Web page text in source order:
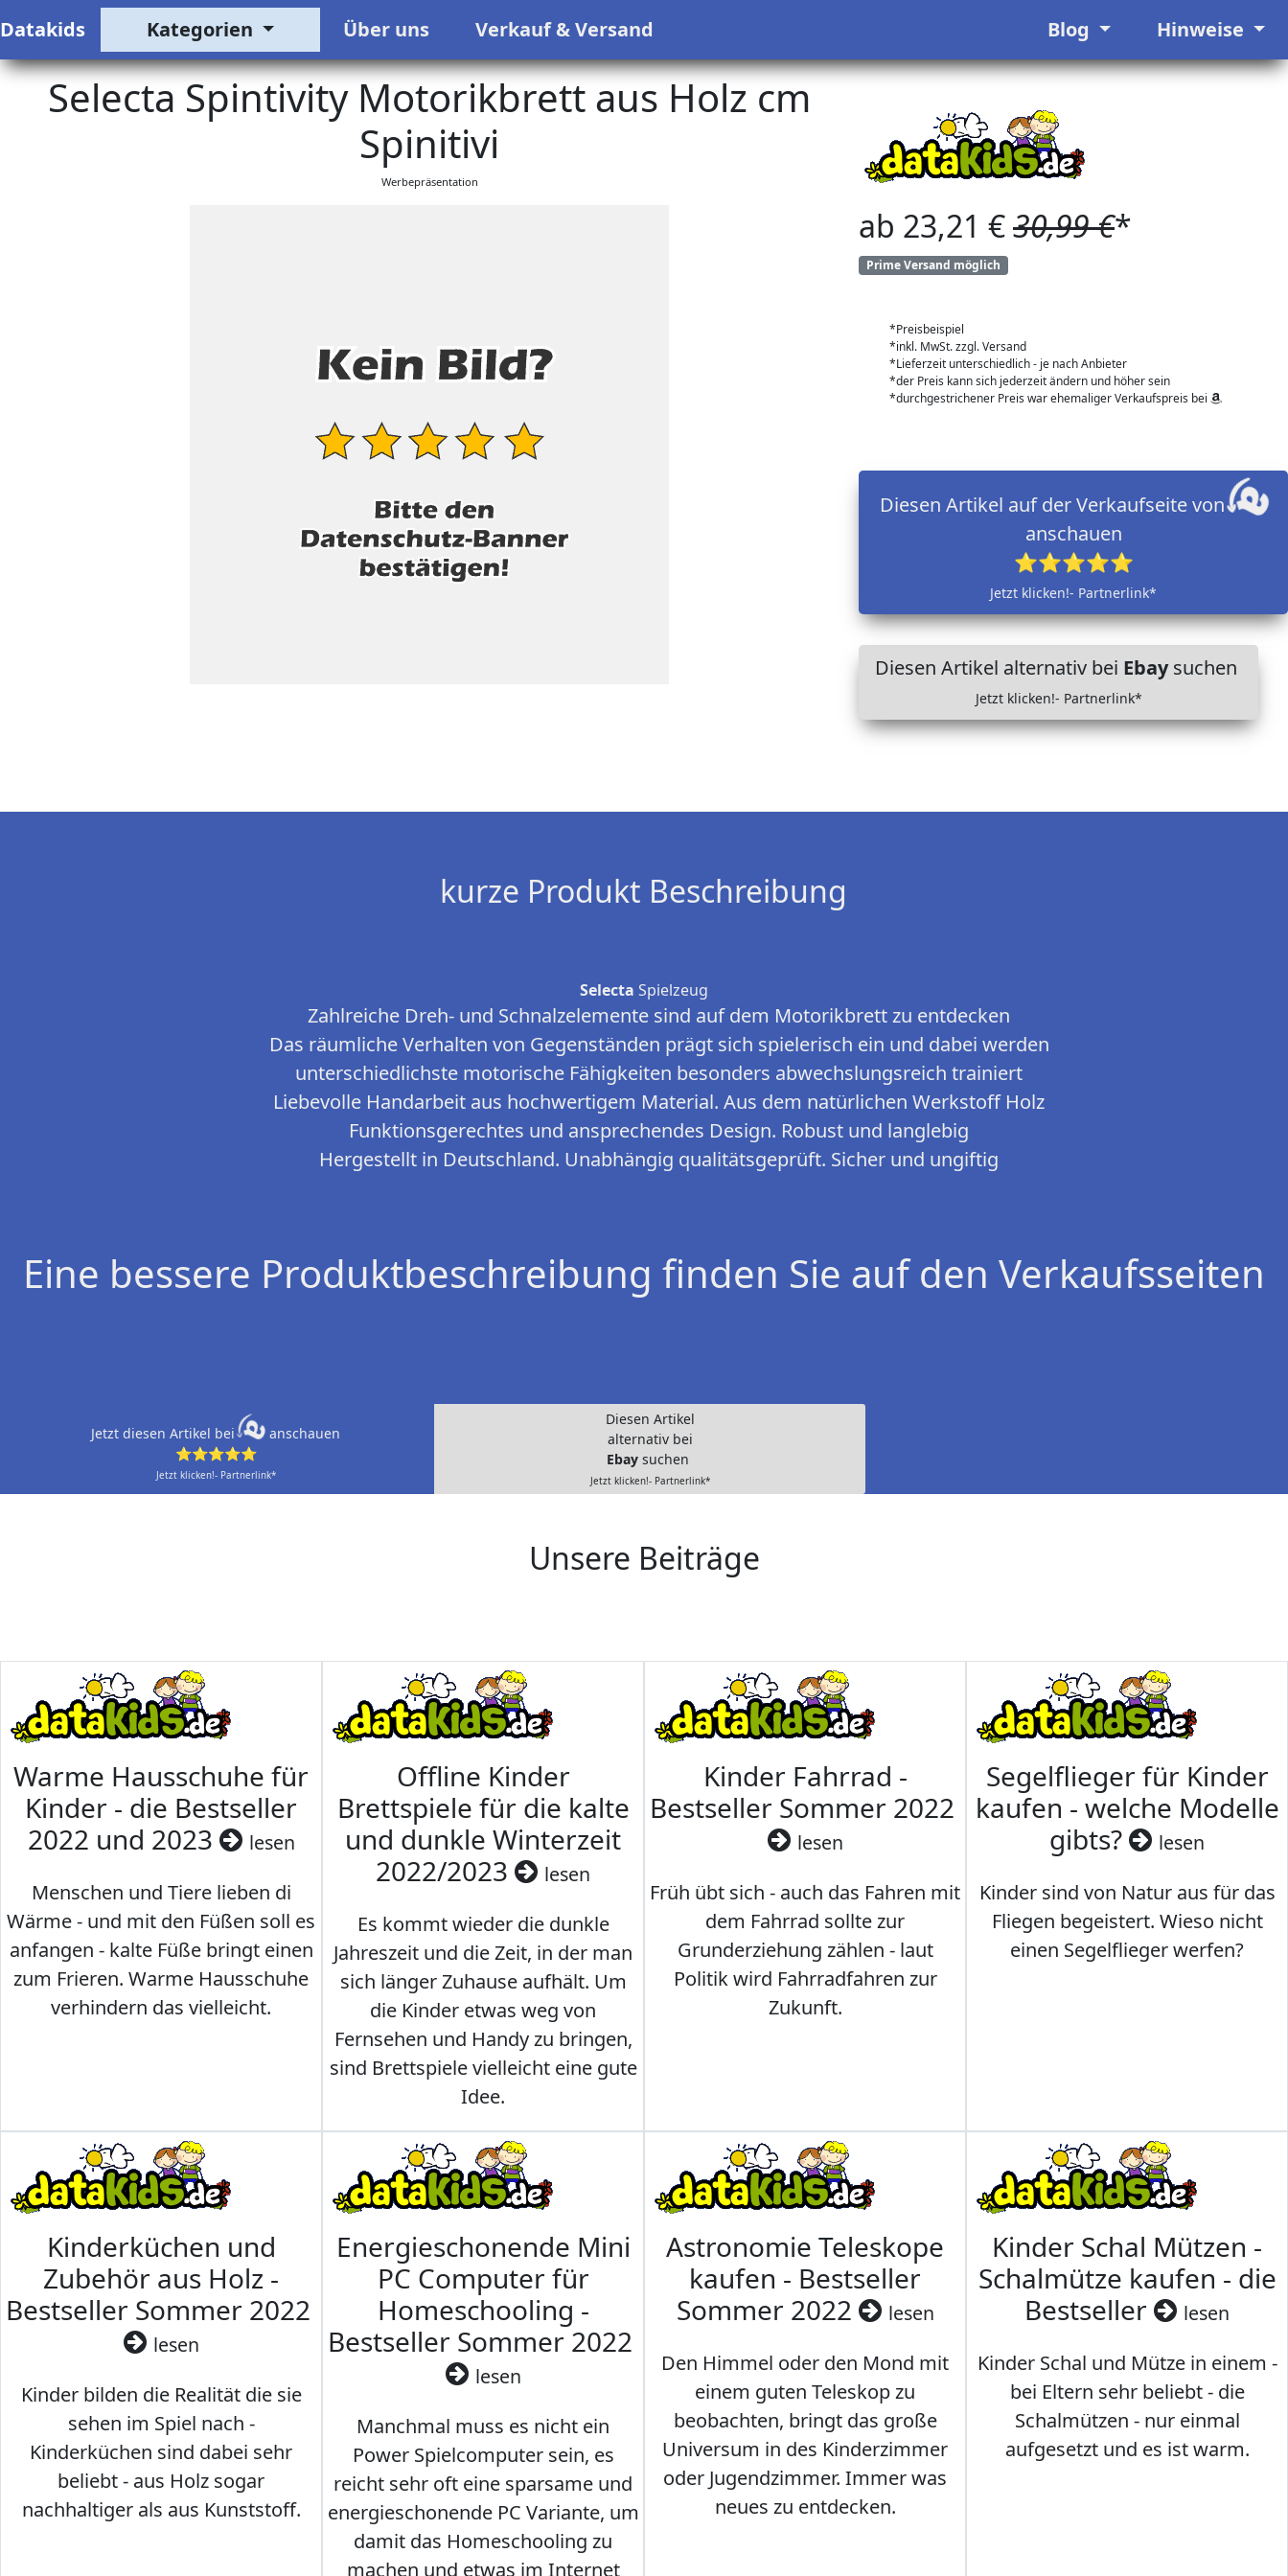
Datakids Kategorien Über uns Verkauf & Versand Blog Hinweise
Selecta Spintivity Motorikbrett aus Holz cm
Spinitivi
Werbepräsentation
ab 23,21 €30,99 €*
Prime Versand möglich
*Preisbeispiel
*inkl. MwSt. zzgl. Versand
*Lieferzeit unterschiedlich - je nach Anbieter
*der Preis kann sich jederzeit ändern und höher sein
*durchgestrichener Preis war ehemaliger Verkaufspreis bei
Diesen Artikel auf der Verkaufseite von
anschauen
⭐⭐⭐⭐⭐
Jetzt klicken!- Partnerlink*
Diesen Artikel alternativ bei Ebaysuchen
Jetzt klicken!- Partnerlink*
kurze Produkt Beschreibung
Selecta Spielzeug
Zahlreiche Dreh- und Schnalzelemente sind auf dem Motorikbrett zu entdecken
Das räumliche Verhalten von Gegenständen prägt sich spielerisch ein und dabei werden
unterschiedlichste motorische Fähigkeiten besonders abwechslungsreich trainiert
Liebevolle Handarbeit aus hochwertigem Material. Aus dem natürlichen Werkstoff Holz
Funktionsgerechtes und ansprechendes Design. Robust und langlebig
Hergestellt in Deutschland. Unabhängig qualitätsgeprüft. Sicher und ungiftig
Eine bessere Produktbeschreibung finden Sie auf den Verkaufsseiten
Jetzt diesen Artikel bei
anschauen
⭐⭐⭐⭐⭐
Jetzt klicken!- Partnerlink*
Diesen Artikel
alternativ bei
Ebay suchen
Jetzt klicken!- Partnerlink*
Unsere Beiträge
Warme Hausschuhe für
Kinder - die Bestseller
2022 und 2023
lesen
Menschen und Tiere lieben di
Wärme - und mit den Füßen soll es
anfangen - kalte Füße bringt einen
zum Frieren. Warme Hausschuhe
verhindern das vielleicht.
Offline Kinder
Brettspiele für die kalte
und dunkle Winterzeit
2022/2023
lesen
Es kommt wieder die dunkle
Jahreszeit und die Zeit, in der man
sich länger Zuhause aufhält. Um
die Kinder etwas weg von
Fernsehen und Handy zu bringen,
sind Brettspiele vielleicht eine gute
Idee.
Kinder Fahrrad -
Bestseller Sommer 2022
lesen
Früh übt sich - auch das Fahren mit
dem Fahrrad sollte zur
Grunderziehung zählen - laut
Politik wird Fahrradfahren zur
Zukunft.
Segelflieger für Kinder
kaufen - welche Modelle
gibts?
lesen
Kinder sind von Natur aus für das
Fliegen begeistert. Wieso nicht
einen Segelflieger werfen?
Kinderküchen und
Zubehör aus Holz -
Bestseller Sommer 2022
lesen
Kinder bilden die Realität die sie
sehen im Spiel nach -
Kinderküchen sind dabei sehr
beliebt - aus Holz sogar
nachhaltiger als aus Kunststoff.
Energieschonende Mini
PC Computer für
Homeschooling -
Bestseller Sommer 2022
lesen
Manchmal muss es nicht ein
Power Spielcomputer sein, es
reicht sehr oft eine sparsame und
energieschonende PC Variante, um
damit das Homeschooling zu
machen und etwas im Internet
Astronomie Teleskope
kaufen - Bestseller
Sommer 2022
lesen
Den Himmel oder den Mond mit
einem guten Teleskop zu
beobachten, bringt das große
Universum in des Kinderzimmer
oder Jugendzimmer. Immer was
neues zu entdecken.
Kinder Schal Mützen -
Schalmütze kaufen - die
Bestseller
lesen
Kinder Schal und Mütze in einem -
bei Eltern sehr beliebt - die
Schalmützen - nur einmal
aufgesetzt und es ist warm.